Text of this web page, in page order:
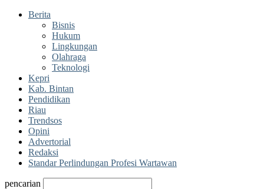
Berita
Bisnis
Hukum
Lingkungan
Olahraga
Teknologi
Kepri
Kab. Bintan
Pendidikan
Riau
Trendsos
Opini
Advertorial
Redaksi
Standar Perlindungan Profesi Wartawan
pencarian